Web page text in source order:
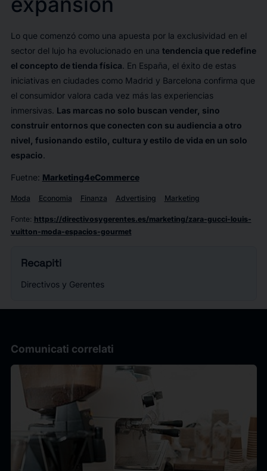
Lo que comenzó como una apuesta por la exclusividad en el
sector del lujo ha evolucionado en una tendencia que redefine
el concepto de tienda física. En España, el éxito de estas
iniciativas en ciudades como Madrid y Barcelona confirma que
el consumidor valora cada vez más las experiencias
inmersivas. Las marcas no solo buscan vender, sino
construir entornos que conecten con su audiencia a otro
nivel, fusionando estilo, cultura y estilo de vida en un solo
espacio.
Fuetne: Marketing4eCommerce
Moda Economia Finanza Advertising Marketing
Fonte: https://directivosygerentes.es/marketing/zara-gucci-louis-
vuitton-moda-espacios-gourmet
Recapiti
Directivos y Gerentes
Comunicati correlati